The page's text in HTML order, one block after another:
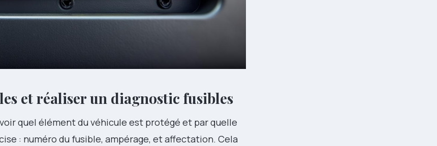
et réaliser un diagnostic fusibles
quel élément du véhicule est protégé et par quelle
: numéro du fusible, ampérage, et affectation. Cela